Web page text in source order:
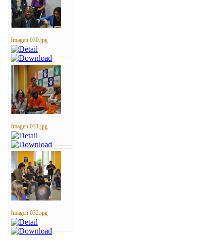
Imagen 030.jpg
Imagen 031.jpg
Imagen 032.jpg